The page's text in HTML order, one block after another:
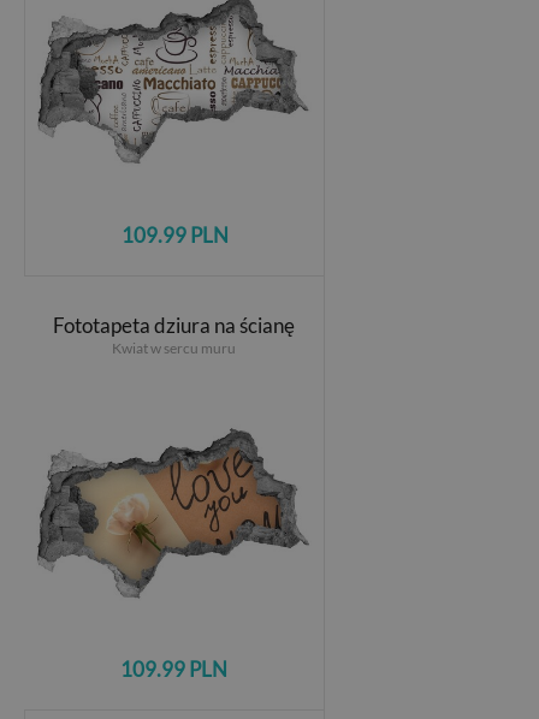
109.99 PLN
Fototapeta dziura na ścianę
Kwiat w sercu muru
109.99 PLN